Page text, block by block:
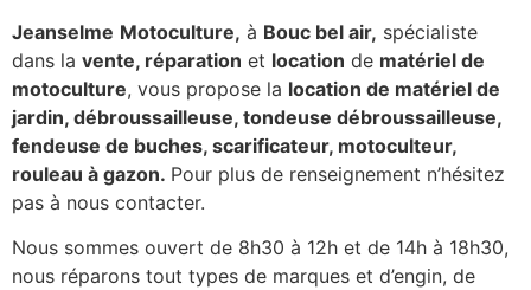
Jeanselme Motoculture, à Bouc bel air, spécialiste
dans la vente, réparation et location de matériel de
motoculture, vous propose la location de matériel de
jardin, débroussailleuse, tondeuse débroussailleuse,
fendeuse de buches, scarificateur, motoculteur,
rouleau à gazon. Pour plus de renseignement n’hésitez
pas à nous contacter.
Nous sommes ouvert de 8h30 à 12h et de 14h à 18h30,
nous réparons tout types de marques et d’engin, de